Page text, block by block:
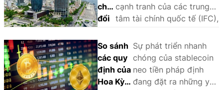
chuyển
đổi
ngân
hàng
đến
năng
cạnh tranh của các trung
tâm tài chính quốc tế (IFC),
phân tích so sánh định tính
(QCA) trên một số trường
hợp tại châu Á - Thái Bình
Dương là Singapore, Hồng
So sánh
các quy
định của
Hoa Kỳ
Sự phát triển nhanh
chóng của stablecoin
neo tiền pháp định
đang đặt ra những yêu